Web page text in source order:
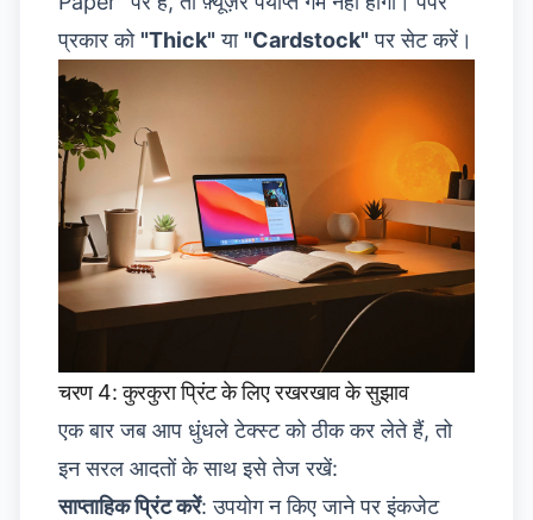
प्रकार को "Thick"या "Cardstock"पर सेट करें।
चरण 4: कुरकुरा प्रिंट के लिए रखरखाव के सुझाव
एक बार जब आप धुंधले टेक्स्ट को ठीक कर लेते हैं, तो
इन सरल आदतों के साथ इसे तेज रखें:
साप्ताहिक प्रिंट करें: उपयोग न किए जाने पर इंकजेट